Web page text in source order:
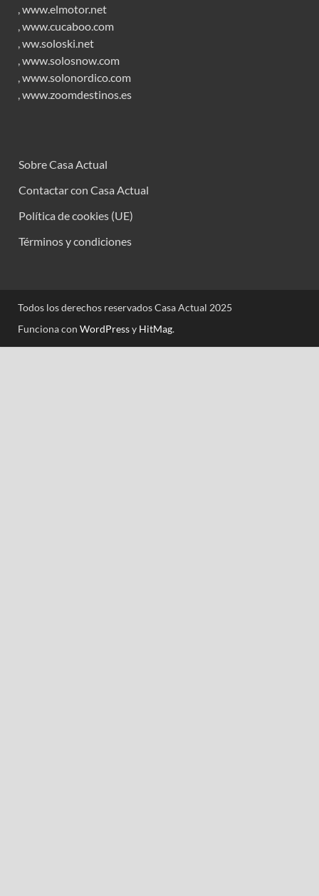
,www.elmotor.net
,www.cucaboo.com
,ww.soloski.net
,www.solosnow.com
,www.solonordico.com
,www.zoomdestinos.es
Sobre Casa Actual
Contactar con Casa Actual
Política de cookies (UE)
Términos y condiciones
Todos los derechos reservados Casa Actual 2025
Funciona con WordPressy HitMag.